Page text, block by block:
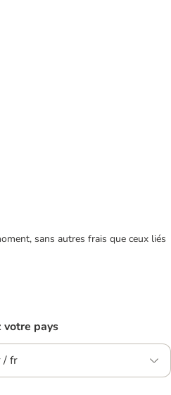
sans autres frais que ceux liés
votre pays
/ fr